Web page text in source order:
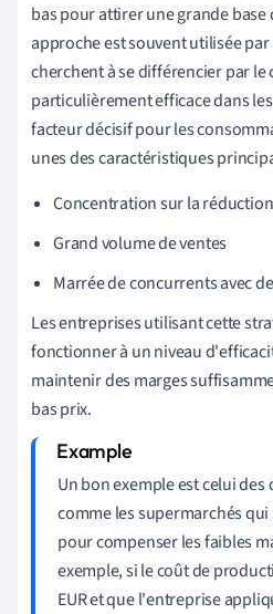
bas pour attirer une grande
approche est souvent utilisée
cherchent à se différencier par le
particulièrement efficace dans
facteur décisif pour les
unes des caractéristiques
Concentration sur la
Grand volume de ventes
Marrée de concurrents avec
Les entreprises utilisant cette
fonctionner à un niveau
maintenir des marges
bas prix.
Un bon exemple est celui
comme les supermarchés
pour compenser les faibles
exemple, si le coût de
EUR et que l'entreprise